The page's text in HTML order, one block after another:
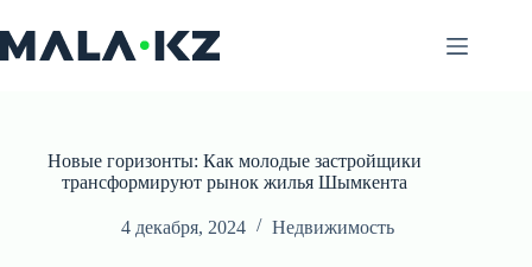
к
сути
Новые горизонты: Как молодые застройщики
трансформируют рынок жилья Шымкента
4 декабря, 2024 Недвижимость